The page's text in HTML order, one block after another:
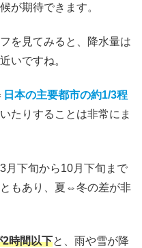
が期待できます。
を見てみると、降水量は
いですね。
日本の主要都市の約1/3程
たりすることは非常にま
月下旬から10月下旬まで
もあり、夏⇔冬の差が非
時間以下と、雨や雪が降